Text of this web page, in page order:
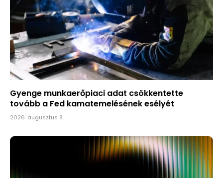
Gyenge munkaerőpiaci adat csökkentette
tovább a Fed kamatemelésének esélyét
2026. augusztus 8.